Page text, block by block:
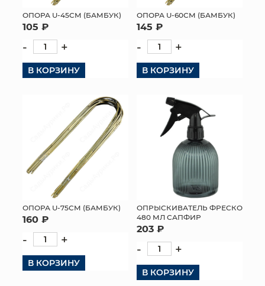
ОПОРА U-45СМ (БАМБУК)
105 ₽
- +
В КОРЗИНУ
ОПОРА U-60СМ (БАМБУК)
145 ₽
- +
В КОРЗИНУ
ОПОРА U-75СМ (БАМБУК)
160 ₽
- +
В КОРЗИНУ
ОПРЫСКИВАТЕЛЬ ФРЕСКО
480 МЛ САПФИР
203 ₽
- +
В КОРЗИНУ